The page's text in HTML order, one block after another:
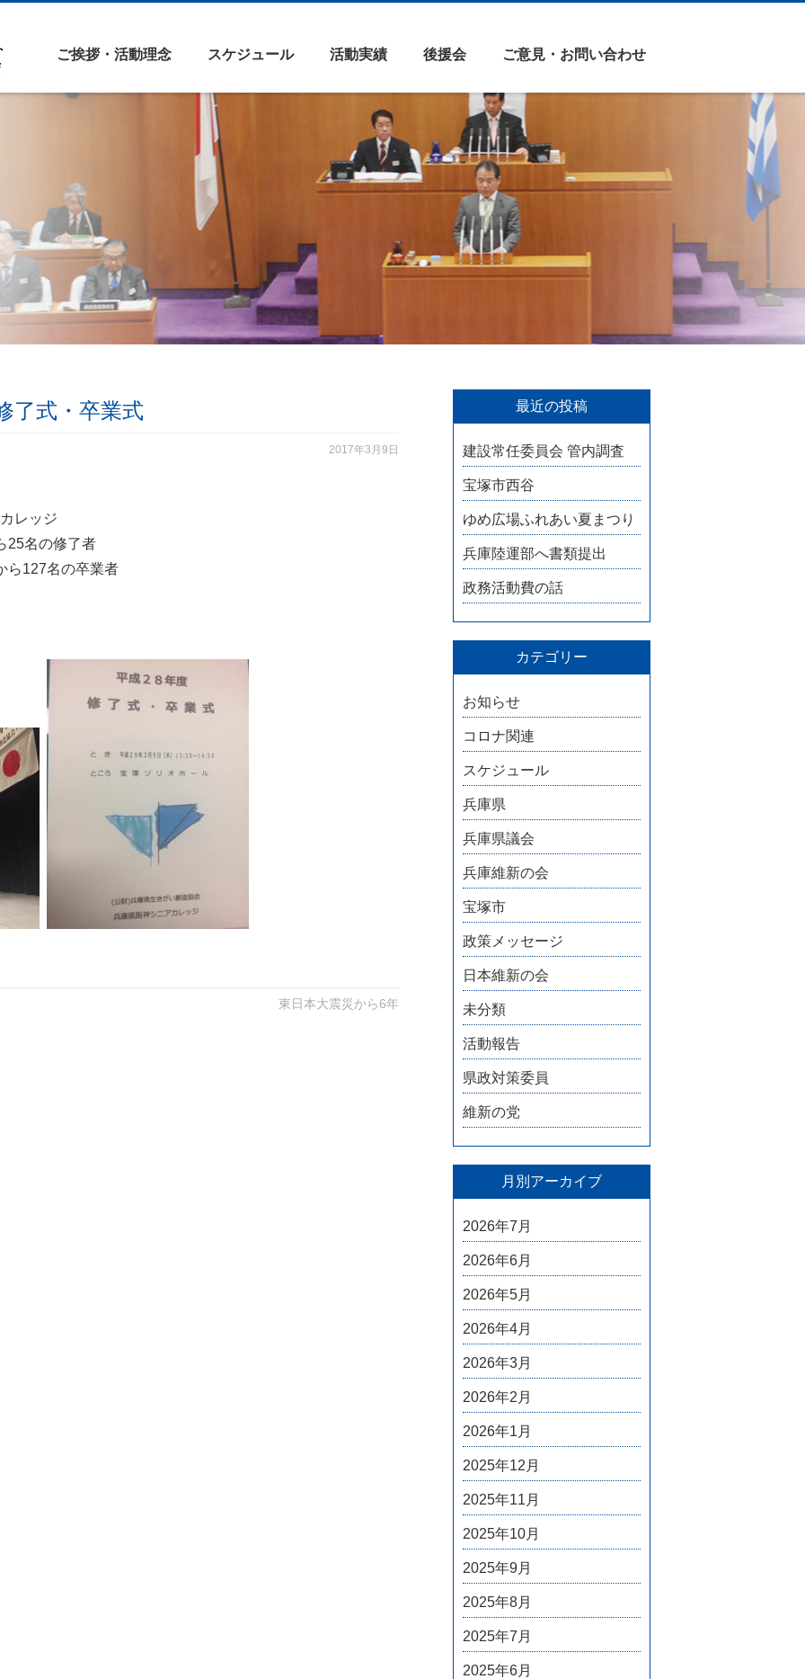
ご挨拶・活動理念 スケジュール 活動実績 後援会 ご意見・お問い合わせ
了式・卒業式
2017年3月9日
レッジ
25名の修了者
ら127名の卒業者
東日本大震災から6年
最近の投稿
建設常任委員会 管内調査
宝塚市西谷
ゆめ広場ふれあい夏まつり
兵庫陸運部へ書類提出
政務活動費の話
カテゴリー
お知らせ
コロナ関連
スケジュール
兵庫県
兵庫県議会
兵庫維新の会
宝塚市
政策メッセージ
日本維新の会
未分類
活動報告
県政対策委員
維新の党
月別アーカイブ
2026年7月
2026年6月
2026年5月
2026年4月
2026年3月
2026年2月
2026年1月
2025年12月
2025年11月
2025年10月
2025年9月
2025年8月
2025年7月
2025年6月